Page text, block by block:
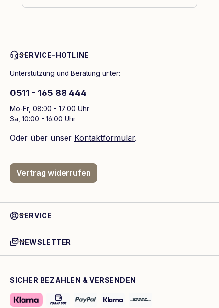
SERVICE-HOTLINE
Unterstützung und Beratung unter:
0511 - 165 88 444
Mo-Fr, 08:00 - 17:00 Uhr
Sa, 10:00 - 16:00 Uhr
Oder über unser Kontaktformular.
Vertrag widerrufen
SERVICE
NEWSLETTER
SICHER BEZAHLEN & VERSENDEN